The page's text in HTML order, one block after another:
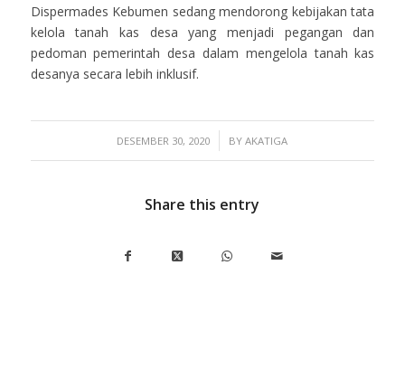
Dispermades Kebumen sedang mendorong kebijakan tata
kelola tanah kas desa yang menjadi pegangan dan
pedoman pemerintah desa dalam mengelola tanah kas
desanya secara lebih inklusif.
DESEMBER 30, 2020
/ BYAKATIGA
Share this entry